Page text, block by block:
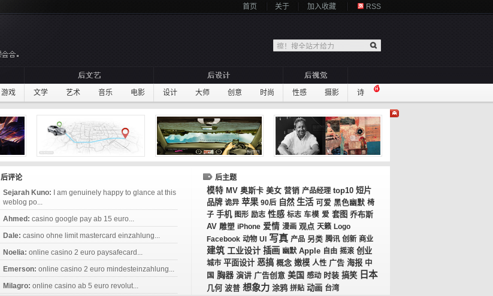
首页 关于 加入收藏 RSS
游戏 文学 艺术 音乐 电影 设计 大师 创意 时尚 性感 摄影 诗
后评论
Sejarah Kuno:
I am genuinely happy to glance at this
weblog po...
Ahmed: casino google pay ab 15 euro...
Dale: casino ohne limit mastercard einzahlung...
Noelia: online casino 2 euro paysafecard...
Emerson: online casino 2 euro mindesteinzahlung...
Milagro: online casino ab 5 euro revolut...
后主题
模特 MV 奥斯卡 美女 营销 产品经理 top10 短片
品牌 诡异 苹果 90后 自然 生活 可爱 黑色幽默 椅
子 手机 图形 励志 性感 标志 车模 爱 套图 乔布斯
AV 雕塑 iPhone 爱情 漫画 观点 天籁 Logo
Facebook 动物 UI 写真 产品 另类 腾讯 创新 商业
建筑 工业设计 插画 幽默 Apple 自由 摇滚 创业
城市 平面设计 恶搞 概念 嫩模 人性 广告 海报 中
国 胸器 演讲 广告创意 美国 感动 时装 搞笑 日本
几何 波普 想象力 涂鸦 拼贴 动画 台湾